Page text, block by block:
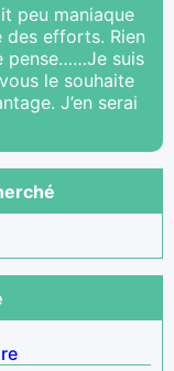
peu maniaque
des efforts. Rien
pense……Je suis
le souhaite
J’en serai